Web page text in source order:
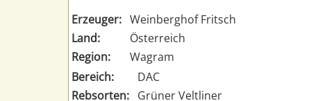
Erzeuger: Weinberghof Fritsch
Land:
Österreich
Region:
Wagram
Bereich:
DAC
Rebsorten: Grüner Veltliner